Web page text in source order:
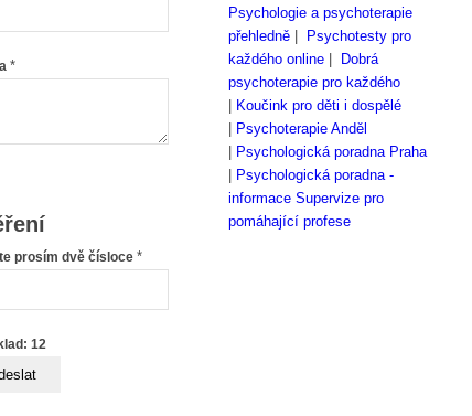
*
prosím dvě čísloce *
12
Psychologie a psychoterapie
přehledně
Psychotesty pro
každého online
Dobrá
psychoterapie pro každého
Koučink pro děti i dospělé
Psychoterapie Anděl
Psychologická poradna Praha
Psychologická poradna -
informace Supervize pro
pomáhající profese